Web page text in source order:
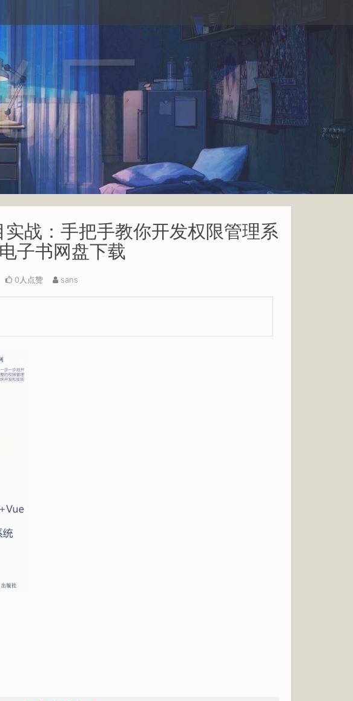
战：手把手教你开发权限管理系
子书网盘下载
0人点赞 sans